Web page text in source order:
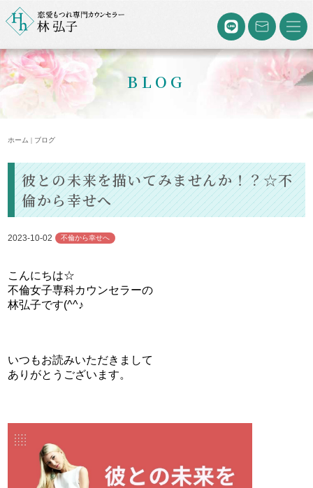
BLOG
ホーム | ブログ
彼との未来を描いてみませんか！？☆不
倫から幸せへ
2023-10-02 不倫から幸せへ
こんにちは☆
不倫女子専科カウンセラーの
林弘子です(^^♪
いつもお読みいただきまして
ありがとうございます。